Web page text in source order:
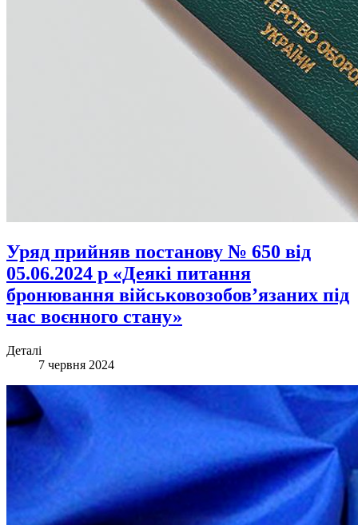
Уряд прийняв постанову № 650 від
05.06.2024 р «Деякі питання
бронювання військовозобов’язаних під
час воєнного стану»
Деталі
7 червня 2024